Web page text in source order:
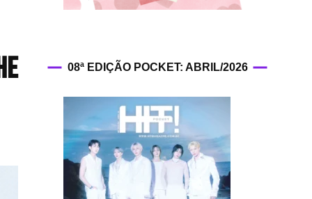
HIT!Filmes
HIT!Hop
HIT!Leituras
HIT!Diary
08ª EDIÇÃO POCKET: ABRIL/2026